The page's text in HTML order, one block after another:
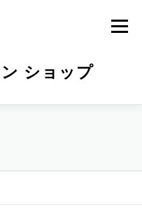
ショップ
メニュー